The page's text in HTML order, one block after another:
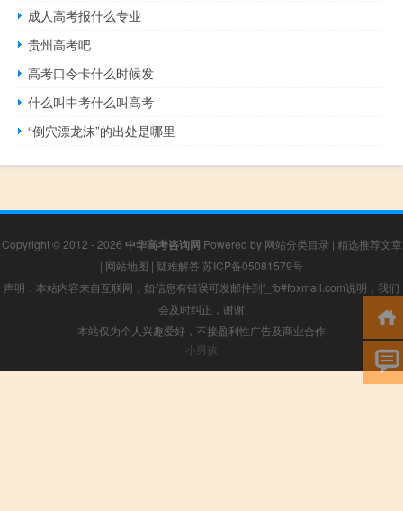
成人高考报什么专业
贵州高考吧
高考口令卡什么时候发
什么叫中考什么叫高考
“倒穴漂龙沫”的出处是哪里
Copyright © 2012 - 2026 中华高考咨询网 Powered by 网站分类目录 | 精选推荐文章
| 网站地图 | 疑难解答 苏ICP备05081579号
声明：本站内容来自互联网，如信息有错误可发邮件到f_fb#foxmail.com说明，我们
会及时纠正，谢谢
本站仅为个人兴趣爱好，不接盈利性广告及商业合作
小男孩